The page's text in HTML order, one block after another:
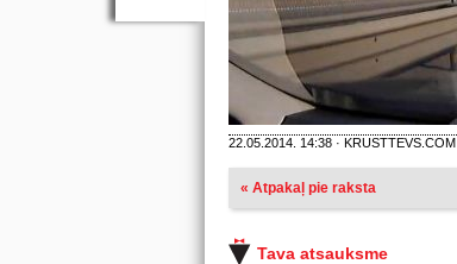
22.05.2014. 14:38 · KRUSTTEVS.COM
« Atpakaļ pie raksta
Tava atsauksme